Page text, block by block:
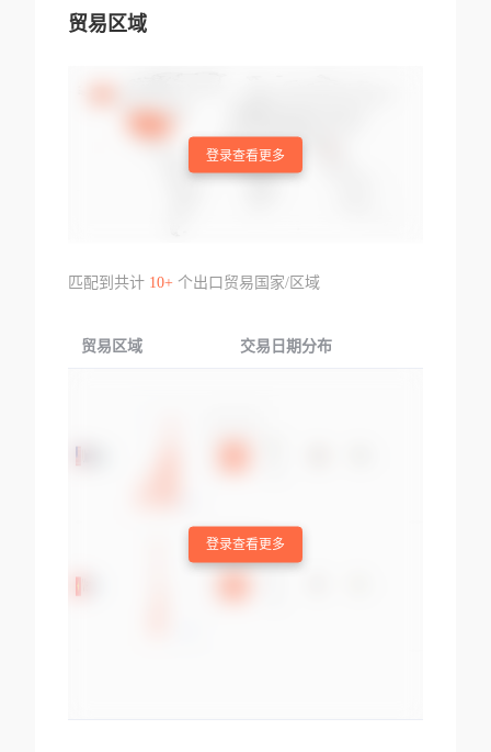
贸易区域
登录查看更多
匹配到共计 10+个出口贸易国家/区域
贸易区域 交易日期分布
登录查看更多